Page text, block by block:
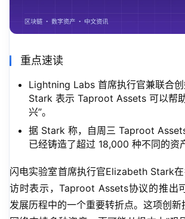
重点速读
Lightning Labs 首席执行官兼联合
Stark 表示 Taproot Assets 可以帮
兴”。
据 Stark 称，自周三 Taproot Assets
已经铸造了超过 18,000 种不同的资
闪电实验室首席执行官Elizabeth Stark
访时表示，Taproot Assets协议的推出
发展历程中的一个重要转折点。这项创